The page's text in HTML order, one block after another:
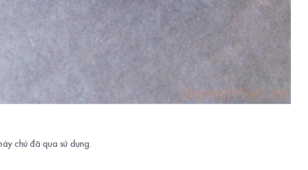
chủ đã qua sử dụng.